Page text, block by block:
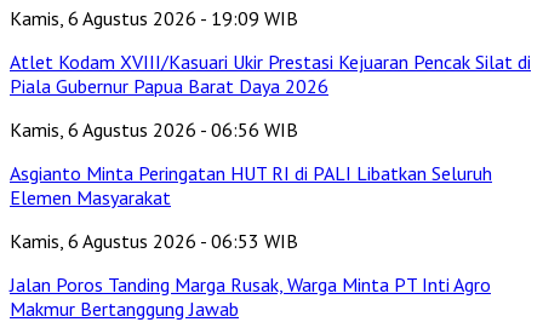
Kamis, 6 Agustus 2026 - 19:09 WIB
Atlet Kodam XVIII/Kasuari Ukir Prestasi Kejuaran Pencak Silat di
Piala Gubernur Papua Barat Daya 2026
Kamis, 6 Agustus 2026 - 06:56 WIB
Asgianto Minta Peringatan HUT RI di PALI Libatkan Seluruh
Elemen Masyarakat
Kamis, 6 Agustus 2026 - 06:53 WIB
Jalan Poros Tanding Marga Rusak, Warga Minta PT Inti Agro
Makmur Bertanggung Jawab